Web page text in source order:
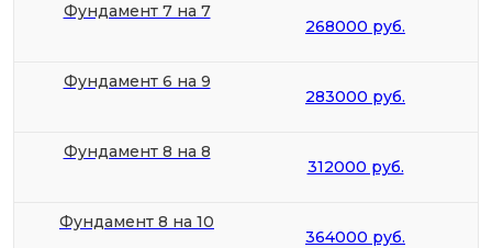
Фундамент 7 на 7
268000 руб.
Фундамент 6 на 9
283000 руб.
Фундамент 8 на 8
312000 руб.
Фундамент 8 на 10
364000 руб.